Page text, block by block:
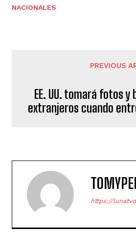
NACIONALES
PREVIOUS
EE. UU. tomará fotos
extranjeros cuando
https://